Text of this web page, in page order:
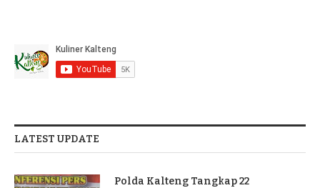
LATEST UPDATE
Polda Kalteng Tangkap 22